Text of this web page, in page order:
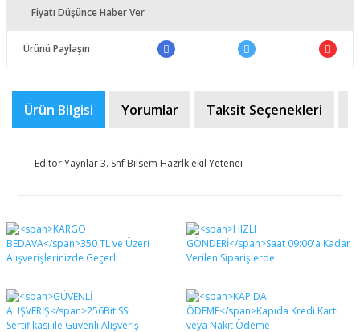
Fiyatı Düşünce Haber Ver
Ürünü Paylaşın
Ürün Bilgisi Yorumlar Taksit Seçenekleri
Editör Yaynlar 3. Snf Bilsem Hazrlk ekil Yetenei
Bu ürüne ilk yorumu siz yapın!
Yorum Yaz
Bu ürünün fiyat bilgisi, resim, ürün açıklamalarında ve
diğer konularda yetersiz gördüğünüz noktaları öneri
formunu kullanarak tarafımıza iletebilirsiniz.
Görüş ve önerileriniz için teşekkür ederiz.
Ürün resmi kalitesiz, bozuk veya görüntülenemiyor.
Ürün açıklamasında eksik bilgiler bulunuyor.